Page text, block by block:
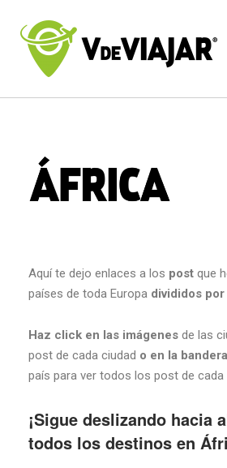
Aquí te dejo enlaces a los post que
países de toda Europa divididos
Haz click en las imágenes de las
post de cada ciudad o en la bandera
país para ver todos los post de cada
¡Sigue deslizando hacia
todos los destinos en